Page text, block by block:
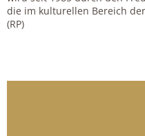
die im kulturellen Bereich
(RP)